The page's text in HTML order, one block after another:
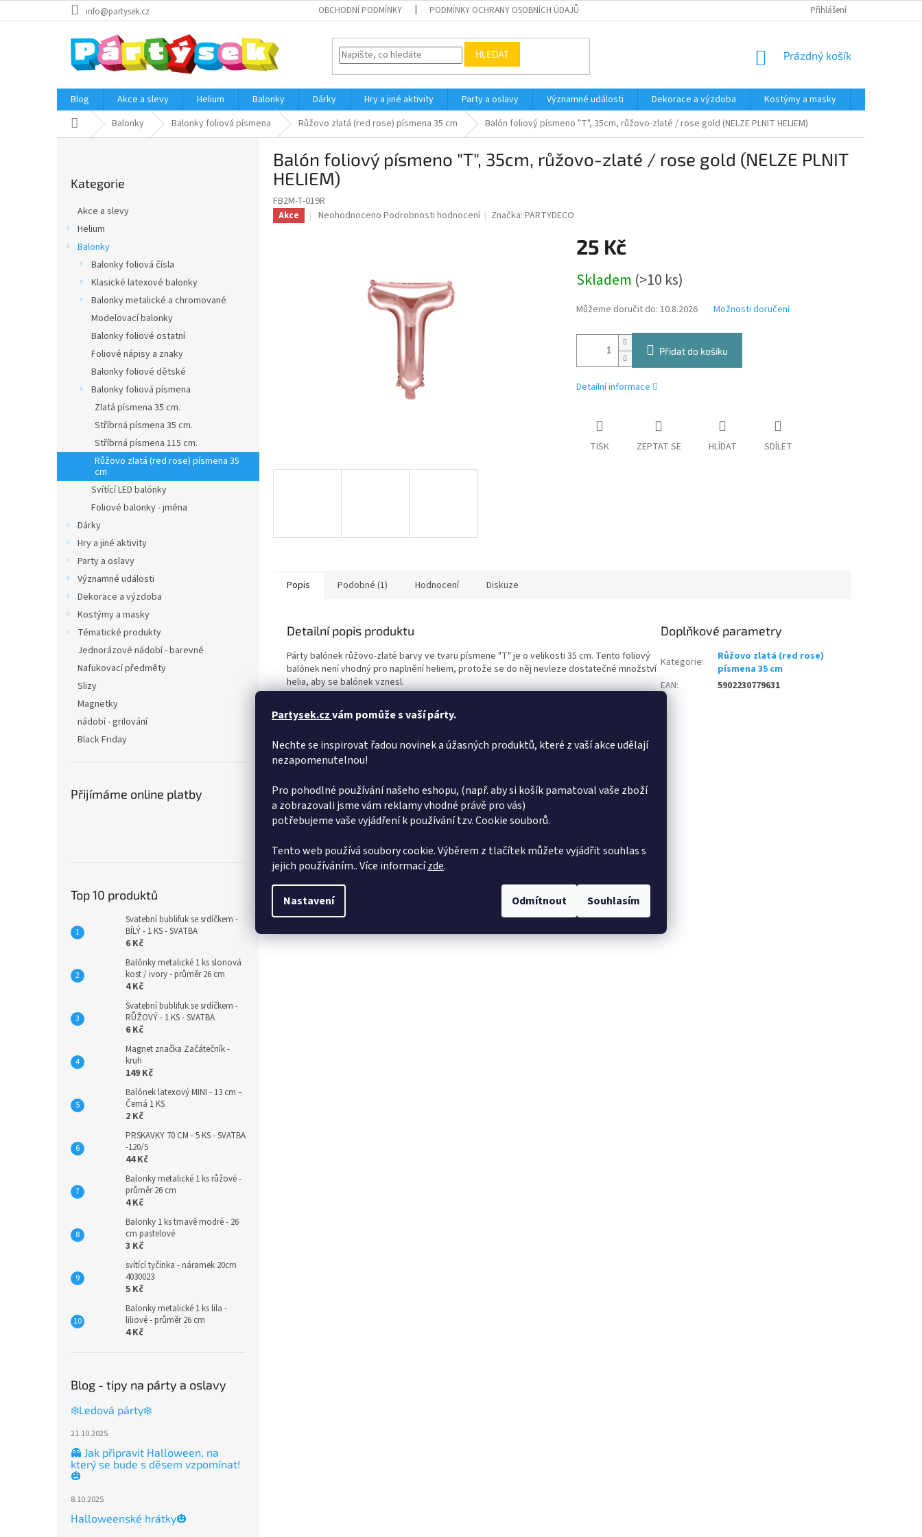
Partysek.czvám pomůže s vaší párty.
Nechte se inspirovat řadou novinek a úžasných produktů, které z vaší akce udělají
nezapomenutelnou!
Pro pohodlné používání našeho eshopu, (např. aby si košík pamatoval vaše zboží
a zobrazovali jsme vám reklamy vhodné právě pro vás)
potřebujeme vaše vyjádření k používání tzv. Cookie souborů.
Tento web používá soubory cookie. Výběrem z tlačítek můžete vyjádřit souhlas s
jejich používáním.. Více informacízde.
Nastavení Odmítnout Souhlasím
na
info@partysek.cz OBCHODNÍ PODMÍNKY PODMÍNKY OCHRANY OSOBNÍCH ÚDAJŮ Přihlášení
HLEDAT
NÁKUPNÍ
Prázdný košík
Blog Akce a slevy Helium Balonky Dárky Hry a jiné aktivity Party a oslavy Významné události Dekorace a výzdoba Kostýmy a masky
Domů Balonky Balonky foliová písmena Růžovo zlatá (red rose) písmena 35 cm Balón foliový písmeno "T", 35cm, růžovo-zlaté / rose gold (NELZE PLNIT HELIEM)
kategorie
Kategorie
Akce a slevy
Helium
Balonky
Balonky foliová čísla
Klasické latexové balonky
Balonky metalické a chromované
Modelovací balonky
Balonky foliové ostatní
Foliové nápisy a znaky
Balonky foliové dětské
Balonky foliová písmena
Zlatá písmena 35 cm.
Stříbrná písmena 35 cm.
Stříbrná písmena 115 cm.
Růžovo zlatá (red rose) písmena 35
cm
Svítící LED balónky
Foliové balonky - jména
Dárky
Hry a jiné aktivity
Party a oslavy
Významné události
Dekorace a výzdoba
Kostýmy a masky
Tématické produkty
Jednorázové nádobí - barevné
Nafukovací předměty
Slizy
Magnetky
nádobí - grilování
Black Friday
Přijímáme online platby
Top 10 produktů
Svatební bublifuk se srdíčkem -
BÍLÝ - 1 KS - SVATBA
6 Kč
Balónky metalické 1 ks slonová
kost / ivory - průměr 26 cm
4 Kč
Svatební bublifuk se srdíčkem -
RŮŽOVÝ - 1 KS - SVATBA
6 Kč
Magnet značka Začátečník -
kruh
149 Kč
Balónek latexový MINI - 13 cm –
Černá 1 KS
2 Kč
PRSKAVKY 70 CM - 5 KS - SVATBA
-120/5
44 Kč
Balonky metalické 1 ks růžové -
průměr 26 cm
4 Kč
Balonky 1 ks tmavě modré - 26
cm pastelové
3 Kč
svítící tyčinka - náramek 20cm
4030023
5 Kč
Balonky metalické 1 ks lila -
liliové - průměr 26 cm
4 Kč
Blog - tipy na párty a oslavy
❄️Ledová párty❄️
21.10.2025
👻 Jak připravit Halloween, na
který se bude s děsem vzpomínat!
🎃
8.10.2025
Halloweenské hrátky🎃
Balón foliový písmeno "T", 35cm, růžovo-zlaté / rose gold (NELZE PLNIT
HELIEM)
FB2M-T-019R
Akce
Průměrné
Neohodnoceno Podrobnosti hodnocení Značka:PARTYDECO
25 Kč
cena:
Skladem (>10 ks)
Můžeme doručit do: 10.8.2026 Možnosti doručení
Přidat do košíku
Detailní informace
TISK ZEPTAT SE HLÍDAT SDÍLET
Popis Podobné (1) Hodnocení Diskuze
Detailní popis produktu
Párty balónek růžovo-zlaté barvy ve tvaru písmene "T" je o velikosti 35 cm. Tento foliový
balónek není vhodný pro naplnění heliem, protože se do něj nevleze dostatečné množství
helia, aby se balónek vznesl.
Doplňkové parametry
Kategorie:
Růžovo zlatá (red rose)
písmena 35 cm
EAN: 5902230779631